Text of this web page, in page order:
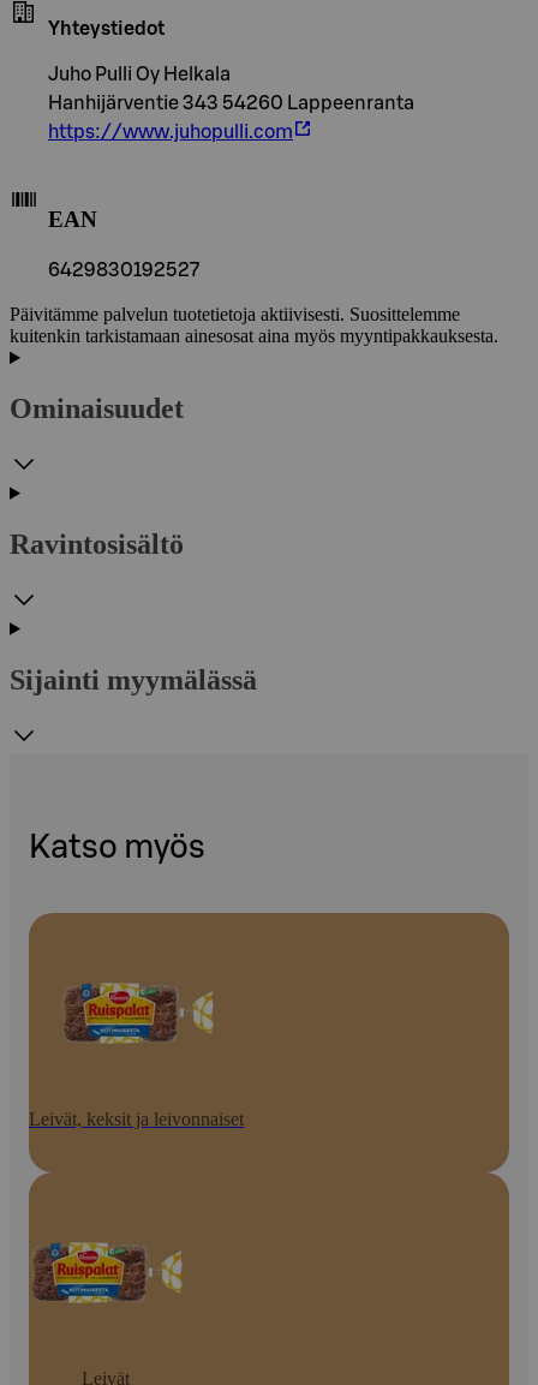
Yhteystiedot
Juho Pulli Oy Helkala
Hanhijärventie 343 54260 Lappeenranta
https://www.juhopulli.com
EAN
6429830192527
Päivitämme palvelun tuotetietoja aktiivisesti. Suosittelemme
kuitenkin tarkistamaan ainesosat aina myös myyntipakkauksesta.
Ominaisuudet
Ravintosisältö
Sijainti myymälässä
Katso myös
Leivät, keksit ja leivonnaiset
Leivät